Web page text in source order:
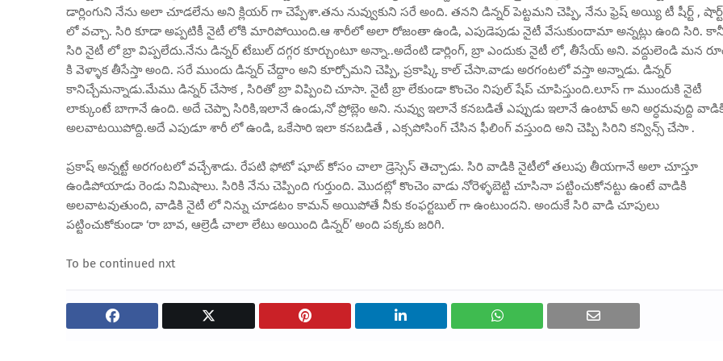
డార్లింగుని నేను అలా చూడలేను అని క్లియర్ గా చెప్పేశా.తను నువ్వుకుని సరే అంది. తనని డిన్నర్ పెట్టమని చెప్పి, నేను ఫ్రెష్ అయ్యి టీ షీర్ట్ , షార్ట్
లో వచ్చా. సిరి కూడా అప్పటికీ నైటీ లోకి మారిపోయింది.ఆ శారీలో అలా రోజంతా ఉండి, ఎపుడెపుడు నైటీ వేసుకుందామా అన్నట్లు ఉంది సిరి.
సిరి నైటీ లో బ్రా విప్పలేదు.నేను డిన్నర్ టేబుల్ దగ్గర కూర్చుంటూ అన్నా..అదేంటి డార్లింగ్, బ్రా ఎందుకు నైటీ లో, తీసేయ్ అని. వద్దులెండి మన
కి వెళ్ళాక తీసేస్తా అంది. సరే ముందు డిన్నర్ చేద్దాం అని కూర్చోమని చెప్పి, ప్రకాష్కి కాల్ చేసా.వాడు అరగంటలో వస్తా అన్నాడు. డిన్నర్
కానిచ్చేమన్నాడు.మేము డిన్నర్ చేసాక , సిరితో బ్రా విప్పించి చూసా. నైటీ బ్రా లేకుండా కొంచెం నిపుల్ షేప్ చూపిస్తుంది.లూస్ గా ముందుకి నైటీ
లాక్కుంటే బాగానే ఉంది. అదే చెప్పా సిరికి,ఇలానే ఉండు,నో ప్రోబ్లెం అని. నువ్వు ఇలానే కనబడితే ఎప్పుడు ఇలానే ఉంటావ్ అని అర్ధమవుద్ది
అలవాటయిపోద్ది.అదే ఎపుడూ శారీ లో ఉండి, ఒకేసారి ఇలా కనబడితే , ఎక్సపోసింగ్ చేసిన ఫీలింగ్ వస్తుంది అని చెప్పి సిరిని కన్విన్స్ చేసా .
ప్రకాష్ అన్నట్టే అరగంటలో వచ్చేశాడు. రేపటి ఫోటో షూట్ కోసం చాలా డ్రెస్సెస్ తెచ్చాడు. సిరి వాడికి నైటీలో తలుపు తీయగానే అలా చూస్తూ
ఉండిపోయాడు రెండు నిమిషాలు. సిరికి నేను చెప్పింది గుర్తుంది. మొదట్లో కొంచెం వాడు నోరెళ్ళబెట్టి చూసినా పట్టించుకోనట్టు ఉంటే వాడికి
అలవాటవుతుంది, వాడికి నైటీ లో నిన్ను చూడటం కామన్ అయిపోతే నీకు కంఫర్టబుల్ గా ఉంటుందని. అందుకే సిరి వాడి చూపులు
పట్టించుకోకుండా ‘రా బావ, ఆల్రెడీ చాలా లేటు అయింది డిన్నర్’ అంది పక్కకు జరిగి.
To be continued nxt